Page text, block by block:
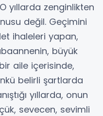
yıllarda zenginlikten
değil. Geçimini
ihaleleri yapan,
büyük
aile içerisinde,
belirli şartlarda
yıllarda, onun
sevecen, sevimli